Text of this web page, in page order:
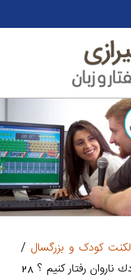
لکنت کودک و بزرگسال /
ناروانی طبیعی چیست و چگونه با كودك ناروان رفتار كنیم ؟ 28